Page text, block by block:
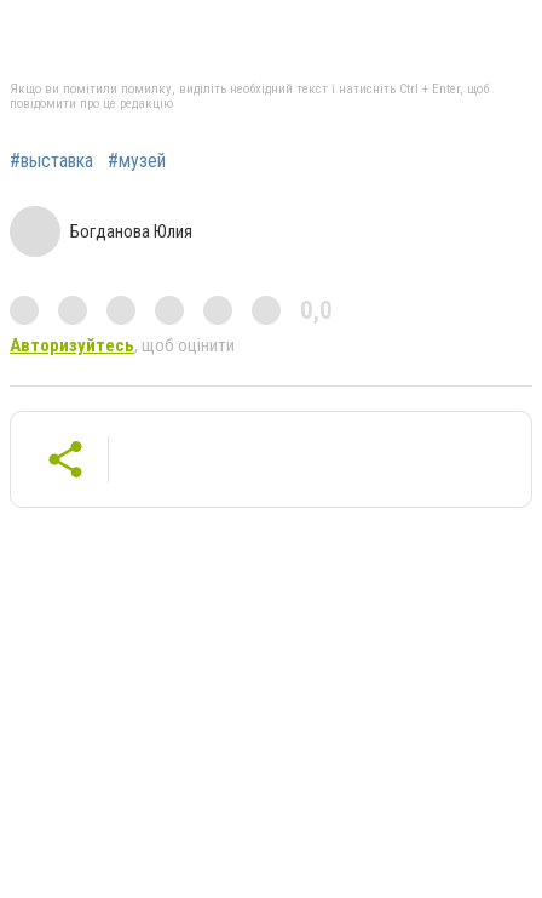
Якщо ви помітили помилку, виділіть необхідний текст і натисніть Ctrl + Enter, щоб
повідомити про це редакцію
#выставка #музей
Богданова Юлия
0,0
Авторизуйтесь, щоб оцінити